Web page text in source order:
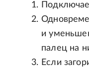
и
палец на
Если